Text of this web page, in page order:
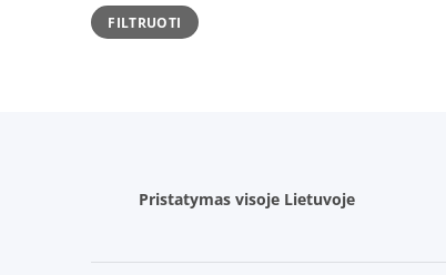
Min
kaina
Maks
kainaFILTRUOTI
Pristatymas visoje Lietuvoje